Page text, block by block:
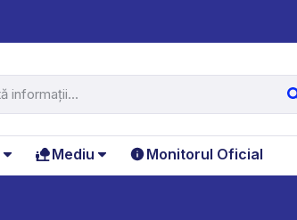
Mediu Monitorul Oficial